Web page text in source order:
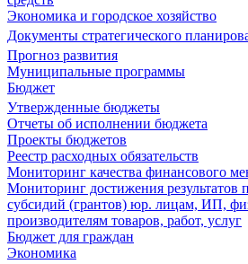
Экономика и городское хозяйство
Документы стратегического
Прогноз развития
Муниципальные программы
Бюджет
Утвержденные бюджеты
Отчеты об исполнении бюджета
Проекты бюджетов
Реестр расходных обязательств
Мониторинг качества финансового
Мониторинг достижения результатов
субсидий (грантов) юр. лицам, ИП,
производителям товаров, работ, услуг
Бюджет для граждан
Экономика